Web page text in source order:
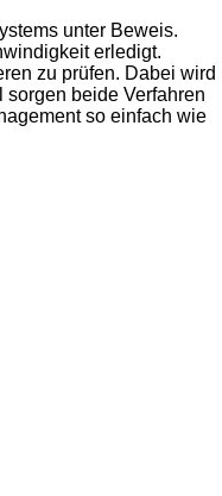
unter Beweis.
erledigt.
zu prüfen. Dabei wird
beide Verfahren
so einfach wie